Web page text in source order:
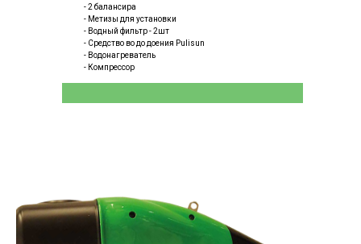
- 2 балансира
- Метизы для установки
- Водный фильтр - 2шт
- Средство во до доения Pulisun
- Водонагреватель
- Компрессор